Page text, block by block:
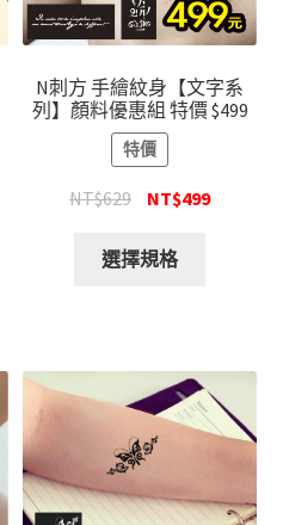
N刺方 手繪紋身【文字系
列】顏料優惠組 特價 $499
特價
NT$629 NT$499
選擇規格